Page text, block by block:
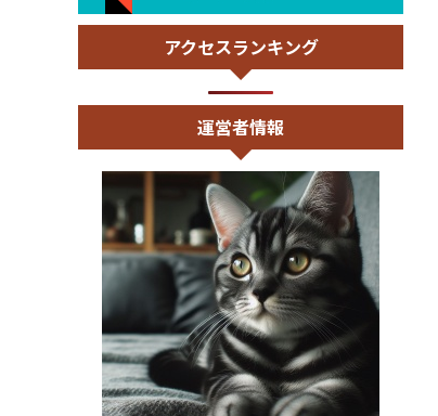
アクセスランキング
運営者情報